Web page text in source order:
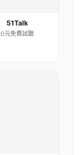
51Talk
0元免費試聽